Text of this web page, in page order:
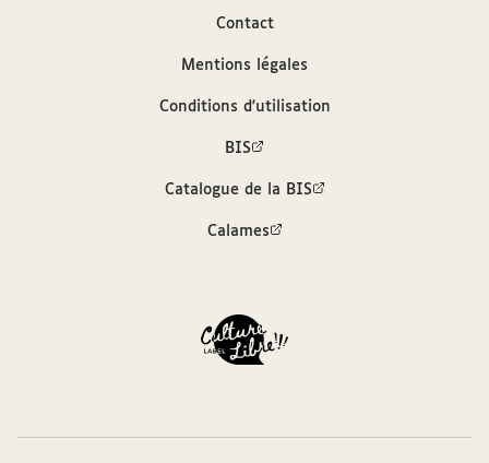
des archives et manuscrits Calames
Contact
Mentions légales
Conditions d'utilisation
BIS
Catalogue de la BIS
Calames